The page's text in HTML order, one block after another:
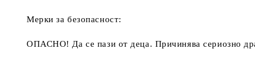
Мерки за безопасност:
ОПАСНО! Да се пази от деца. Причинява сериозно